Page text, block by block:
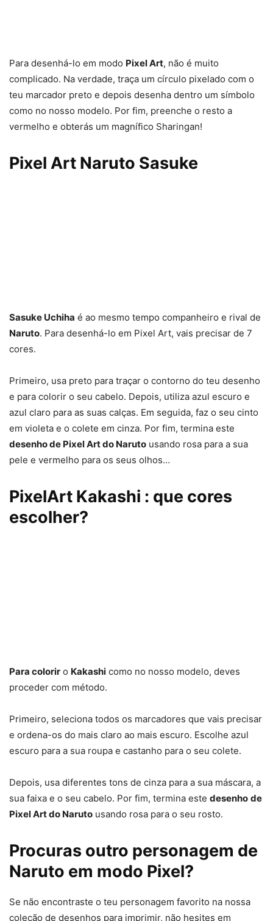
Para desenhá-lo em modo Pixel Art, não é muito
complicado. Na verdade, traça um círculo pixelado com o
teu marcador preto e depois desenha dentro um símbolo
como no nosso modelo. Por fim, preenche o resto a
vermelho e obterás um magnífico Sharingan!
Pixel Art Naruto Sasuke
Sasuke Uchiha é ao mesmo tempo companheiro e rival de
Naruto. Para desenhá-lo em Pixel Art, vais precisar de 7
cores.
Primeiro, usa preto para traçar o contorno do teu desenho
e para colorir o seu cabelo. Depois, utiliza azul escuro e
azul claro para as suas calças. Em seguida, faz o seu cinto
em violeta e o colete em cinza. Por fim, termina este
desenho de Pixel Art do Naruto usando rosa para a sua
pele e vermelho para os seus olhos…
PixelArt Kakashi : que cores
escolher?
Para colorir o Kakashi como no nosso modelo, deves
proceder com método.
Primeiro, seleciona todos os marcadores que vais precisar
e ordena-os do mais claro ao mais escuro. Escolhe azul
escuro para a sua roupa e castanho para o seu colete.
Depois, usa diferentes tons de cinza para a sua máscara, a
sua faixa e o seu cabelo. Por fim, termina este desenho de
Pixel Art do Naruto usando rosa para o seu rosto.
Procuras outro personagem de
Naruto em modo Pixel?
Se não encontraste o teu personagem favorito na nossa
coleção de desenhos para imprimir, não hesites em